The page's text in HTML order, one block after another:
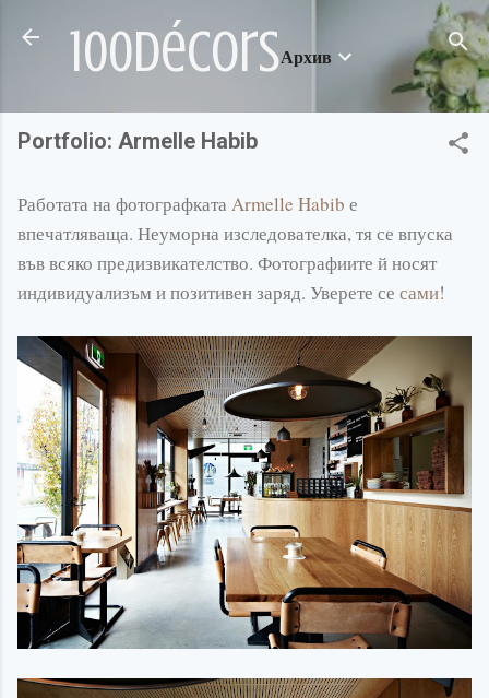
Пропускане към основното съдържание
100décorsАрхив
Portfolio: Armelle Habib
Работата на фотографката Armelle Habib е
впечатляваща. Неуморна изследователка, тя се впуска
във всяко предизвикателство. Фотографиите й носят
индивидуализъм и позитивен заряд. Уверете се сами!